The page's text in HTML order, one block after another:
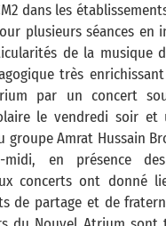
dans les
plusieurs séances en
de la musique
très
par un concert
le vendredi soir et
groupe Amrat Hussain
midi, en présence
concerts ont donné
de partage et de